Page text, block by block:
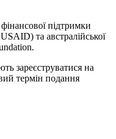
фінансової підтримки
та австралійської
зареєструватися на
термін подання